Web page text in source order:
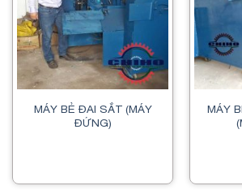
MÁY BẺ ĐAI SẮT (MÁY
ĐỨNG)
MÁY